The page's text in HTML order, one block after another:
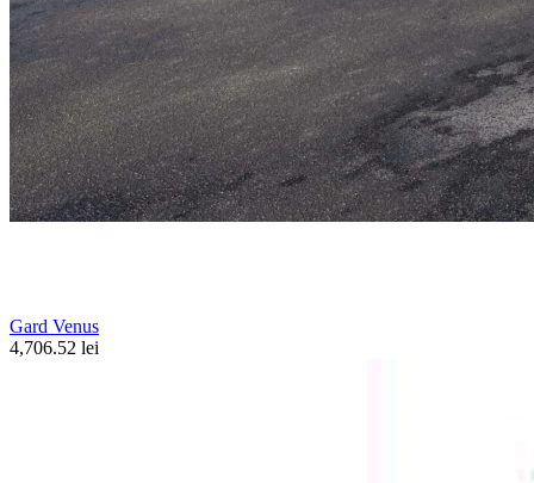
Gard Venus
4,706.52 lei